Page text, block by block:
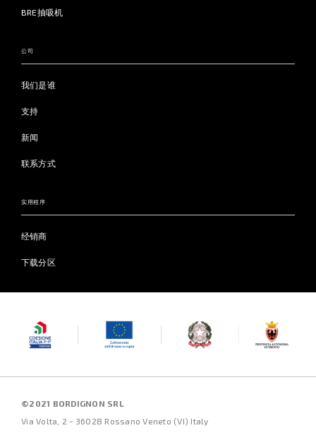
BRE抽吸机
公司
我们是谁
支持
新闻
联系方式
实用程序
经销商
下载分区
©2021 BORDIGNON SRL
Via Volta, 2 - 36028 Rossano Veneto (VI) Italy